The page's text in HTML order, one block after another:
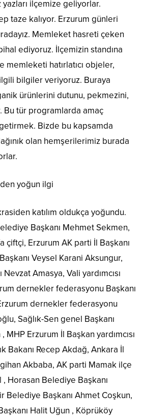
ilçemize geliyorlar.
taze kalıyor. Erzurum günleri
Memleket hasreti çeken
ediyoruz. İlçemizin standına
hatırlatıcı objeler,
bilgiler veriyoruz. Buraya
ürünlerini dutunu, pekmezini,
Bu tür programlarda amaç
getirmek. Bizde bu kapsamda
olan hemşerilerimiz burada
yoğun ilgi
katılım oldukça yoğundu.
Başkanı Mehmet Sekmen,
çiftçi, Erzurum AK parti İl Başkanı
Veysel Karani Aksungur,
Nevzat Amasya, Vali yardımcısı
dernekler federasyonu Başkanı
dernekler federasyonu
Sağlık-Sen genel Başkanı
Erzurum İl Başkan yardımcısı
Bakanı Recep Akdağ, Ankara İl
Akbaba, AK parti Mamak ilçe
, Horasan Belediye Başkanı
Belediye Başkanı Ahmet Coşkun,
Halit Uğun , Köprüköy